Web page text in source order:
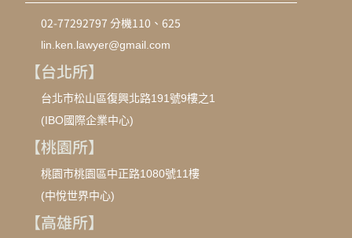
02-77292797 分機110、625
lin.ken.lawyer@gmail.com
【台北所】
台北市松山區復興北路191號9樓之1
(IBO國際企業中心)
【桃園所】
桃園市桃園區中正路1080號11樓
(中悅世界中心)
【高雄所】